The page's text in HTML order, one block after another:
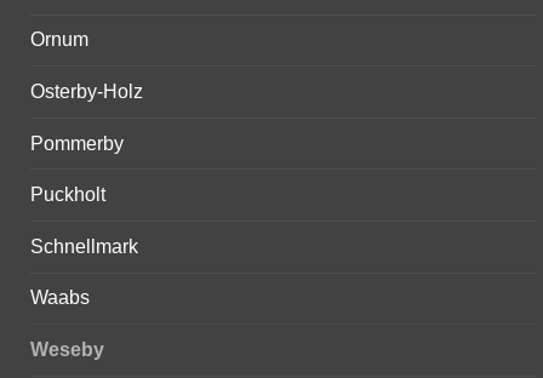
Ornum
Osterby-Holz
Pommerby
Puckholt
Schnellmark
Waabs
Weseby